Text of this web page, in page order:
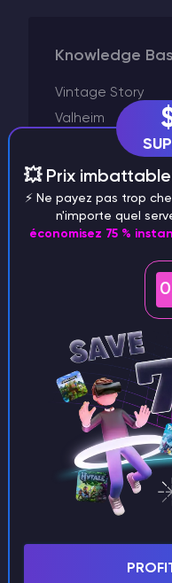
Knowledge
Vintage Story
Valheim
Unturned
Terraria
Starbound
Project Zomboid
Plugins et
Palworld
Minecraft
Left 4 Dead 2
Killing Floor 2
Hébergement
Garry's Mod
💥 Prix imbattable
⚡️ Ne payez pas trop
n'importe quel
économisez 75 %